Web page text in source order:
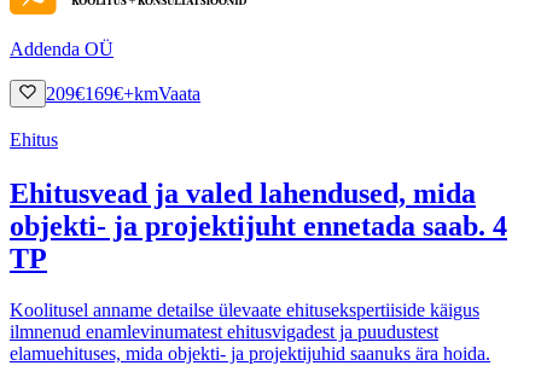
Addenda OÜ
209€169€+kmVaata
Ehitus
Ehitusvead ja valed lahendused, mida
objekti- ja projektijuht ennetada saab. 4
TP
Koolitusel anname detailse ülevaate ehitusekspertiiside käigus
ilmnenud enamlevinumatest ehitusvigadest ja puudustest
elamuehituses, mida objekti- ja projektijuhid saanuks ära hoida.